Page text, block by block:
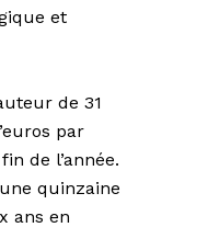
et
de 31
par
de l’année.
quinzaine
ans en